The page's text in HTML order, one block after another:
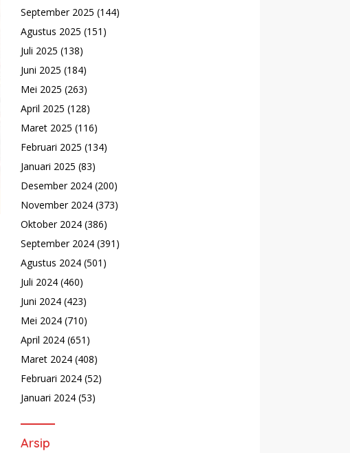
September 2025 (144)
Agustus 2025 (151)
Juli 2025 (138)
Juni 2025 (184)
Mei 2025 (263)
April 2025 (128)
Maret 2025 (116)
Februari 2025 (134)
Januari 2025 (83)
Desember 2024 (200)
November 2024 (373)
Oktober 2024 (386)
September 2024 (391)
Agustus 2024 (501)
Juli 2024 (460)
Juni 2024 (423)
Mei 2024 (710)
April 2024 (651)
Maret 2024 (408)
Februari 2024 (52)
Januari 2024 (53)
Arsip